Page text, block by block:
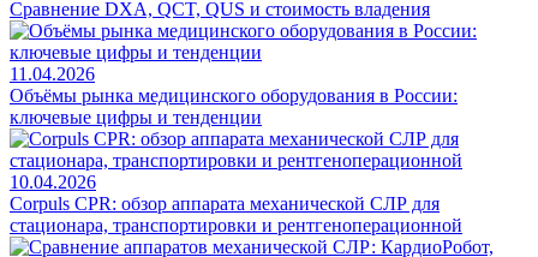
Сравнение DXA, QCT, QUS и стоимость владения
11.04.2026
Объёмы рынка медицинского оборудования в России:
ключевые цифры и тенденции
10.04.2026
Corpuls CPR: обзор аппарата механической СЛР для
стационара, транспортировки и рентгеноперационной